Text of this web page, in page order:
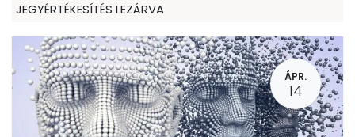
JEGYÉRTÉKESÍTÉS LEZÁRVA
ÁPR.
14